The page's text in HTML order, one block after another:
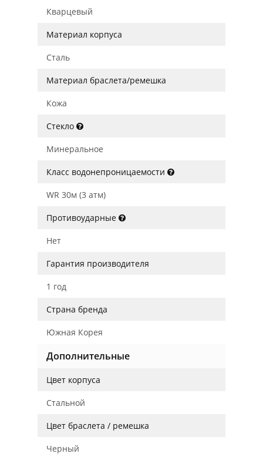
Кварцевый
Материал корпуса
Сталь
Материал браслета/ремешка
Кожа
Стекло
Минеральное
Класс водонепроницаемости
WR 30м (3 атм)
Противоударные
Нет
Гарантия производителя
1 год
Страна бренда
Южная Корея
Дополнительные
Цвет корпуса
Стальной
Цвет браслета / ремешка
Черный